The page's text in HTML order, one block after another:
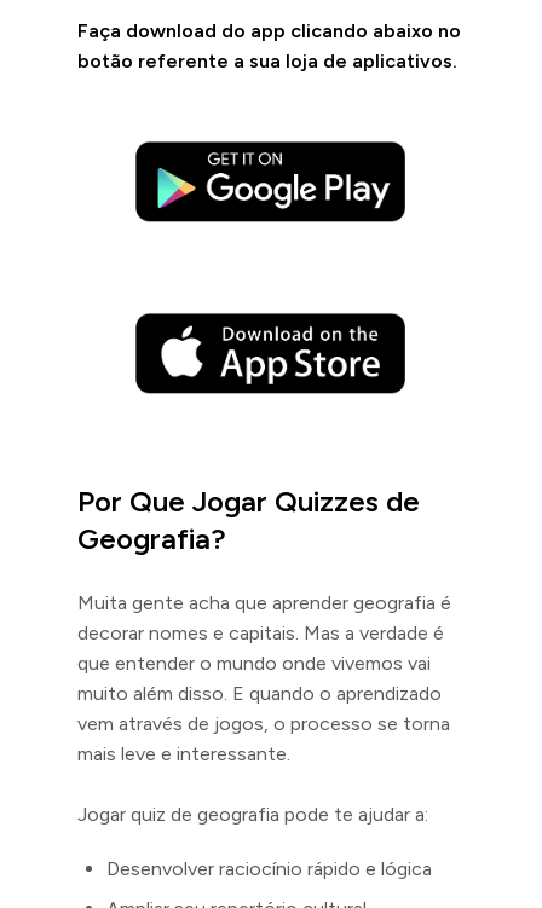
Faça download do app clicando abaixo no
botão referente a sua loja de aplicativos.
Por Que Jogar Quizzes de
Geografia?
Muita gente acha que aprender geografia é
decorar nomes e capitais. Mas a verdade é
que entender o mundo onde vivemos vai
muito além disso. E quando o aprendizado
vem através de jogos, o processo se torna
mais leve e interessante.
Jogar quiz de geografia pode te ajudar a:
Desenvolver raciocínio rápido e lógica